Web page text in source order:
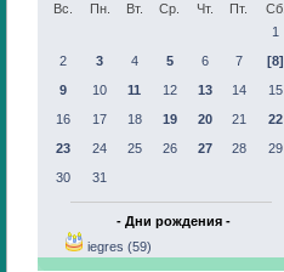
Вс.
Пн. Вт. Ср. Чт. Пт.
Сб.
1
2
3 4 5 6 7
[8]
9
10 11 12 13 14
15
16
17 18 19 20 21
22
23
24 25 26 27 28
29
30
31
- Дни рождения -
iegres (59)